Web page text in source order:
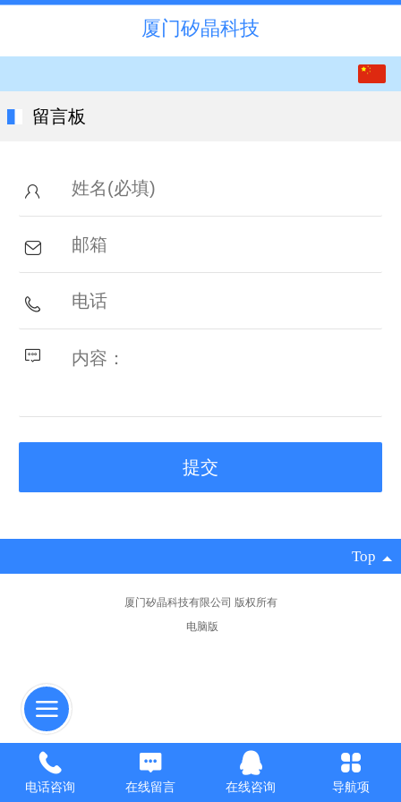
厦门矽晶科技
留言板
Top
厦门矽晶科技有限公司 版权所有
电脑版
电话咨询 在线留言 在线咨询 导航项